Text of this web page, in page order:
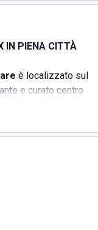
IN PIENA CITTÀ
è localizzato sul
e curato centro
massimo del
staff sempre